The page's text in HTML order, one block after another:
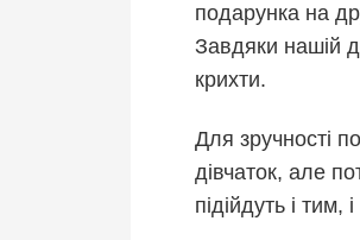
подарунка на
Завдяки нашій
крихти.
Для зручності
дівчаток, але
підійдуть і тим,